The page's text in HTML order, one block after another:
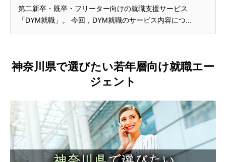
第二新卒・既卒・フリーター向けの就職支援サービス
「DYM就職」。 今回，DYM就職のサービス内容につ...
神奈川県で選びたい若年層向け就職エー
ジェント